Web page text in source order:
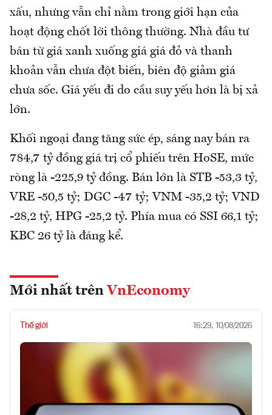
xấu, nhưng vẫn chỉ nằm trong giới hạn của
hoạt động chốt lời thông thường. Nhà đầu tư
bán từ giá xanh xuống giá giá đỏ và thanh
khoản vẫn chưa đột biến, biên độ giảm giá
chưa sốc. Giá yếu đi do cầu suy yếu hơn là bị xả
lớn.
Khối ngoại đang tăng sức ép, sáng nay bán ra
784,7 tỷ đồng giá trị cổ phiếu trên HoSE, mức
ròng là -225,9 tỷ đồng. Bán lớn là STB -53,3 tỷ,
VRE -50,5 tỷ; DGC -47 tỷ; VNM -35,2 tỷ; VND
-28,2 tỷ, HPG -25,2 tỷ. Phía mua có SSI 66,1 tỷ;
KBC 26 tỷ là đáng kể.
Mới nhất trên VnEconomy
Thế giới 16:29, 10/08/2026